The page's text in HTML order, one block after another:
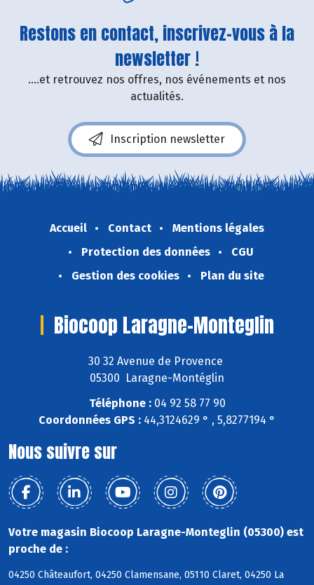
Restons en contact, inscrivez-vous à la
newsletter !
....et retrouvez nos offres, nos événements et nos
actualités.
Inscription newsletter
Accueil Contact
Mentions légales
Protection des données
CGU
Gestion des cookies
Plan du site
Biocoop Laragne-Monteglin
30 32 Avenue de Provence
05300 Laragne-Montéglin
Téléphone :04 92 58 77 90
Coordonnées GPS : 44,3124629 ° , 5,8277194 °
Nous suivre sur
Votre magasin Biocoop Laragne-Monteglin (05300) est
proche de :
04250 Châteaufort, 04250 Clamensane, 05110 Claret, 04250 La